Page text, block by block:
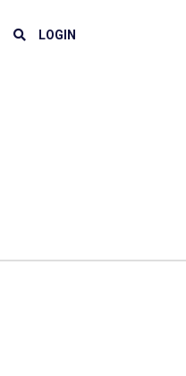
LOGIN